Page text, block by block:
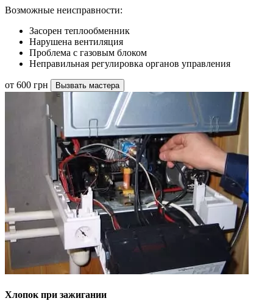
Возможные неисправности:
Засорен теплообменник
Нарушена вентиляция
Проблема с газовым блоком
Неправильная регулировка органов управления
от 600 грн Вызвать мастера
Хлопок при зажигании